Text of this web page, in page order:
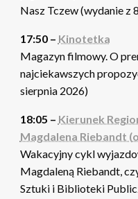
Nasz Tczew (wydanie z
17:50 – Kinotetka
Magazyn filmowy. O
najciekawszych
sierpnia 2026)
18:05 – Kierunek
Magdalena Riebandt
Wakacyjny cykl
Magdaleną Riebandt,
Sztuki i Biblioteki